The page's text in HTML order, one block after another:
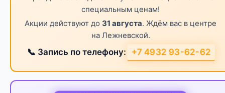
специальным ценам!
Акции действуют до 31 августа. Ждём вас в центре
на Лежневской.
📞 Запись по телефону: +7 4932 93-62-62